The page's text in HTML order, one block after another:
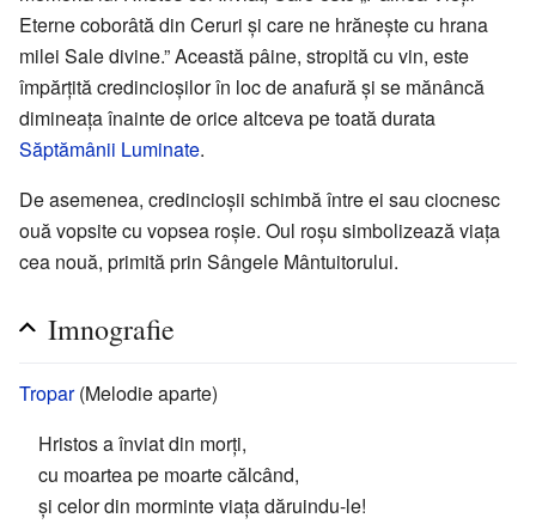
Eterne coborâtă din Ceruri și care ne hrănește cu hrana
milei Sale divine.” Această pâine, stropită cu vin, este
împărțită credincioșilor în loc de anafură și se mănâncă
dimineața înainte de orice altceva pe toată durata
Săptămânii Luminate.
De asemenea, credincioșii schimbă între ei sau ciocnesc
ouă vopsite cu vopsea roșie. Oul roșu simbolizează viața
cea nouă, primită prin Sângele Mântuitorului.
Imnografie
Tropar(Melodie aparte)
Hristos a înviat din morți,
cu moartea pe moarte călcând,
și celor din morminte viața dăruindu-le!